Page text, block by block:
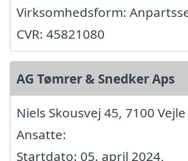
Virksomhedsform:
CVR: 45821080
AG Tømrer & Snedker Aps
Niels Skousvej 45, 7100 Vejle
Ansatte:
Startdato: 05. april 2024,